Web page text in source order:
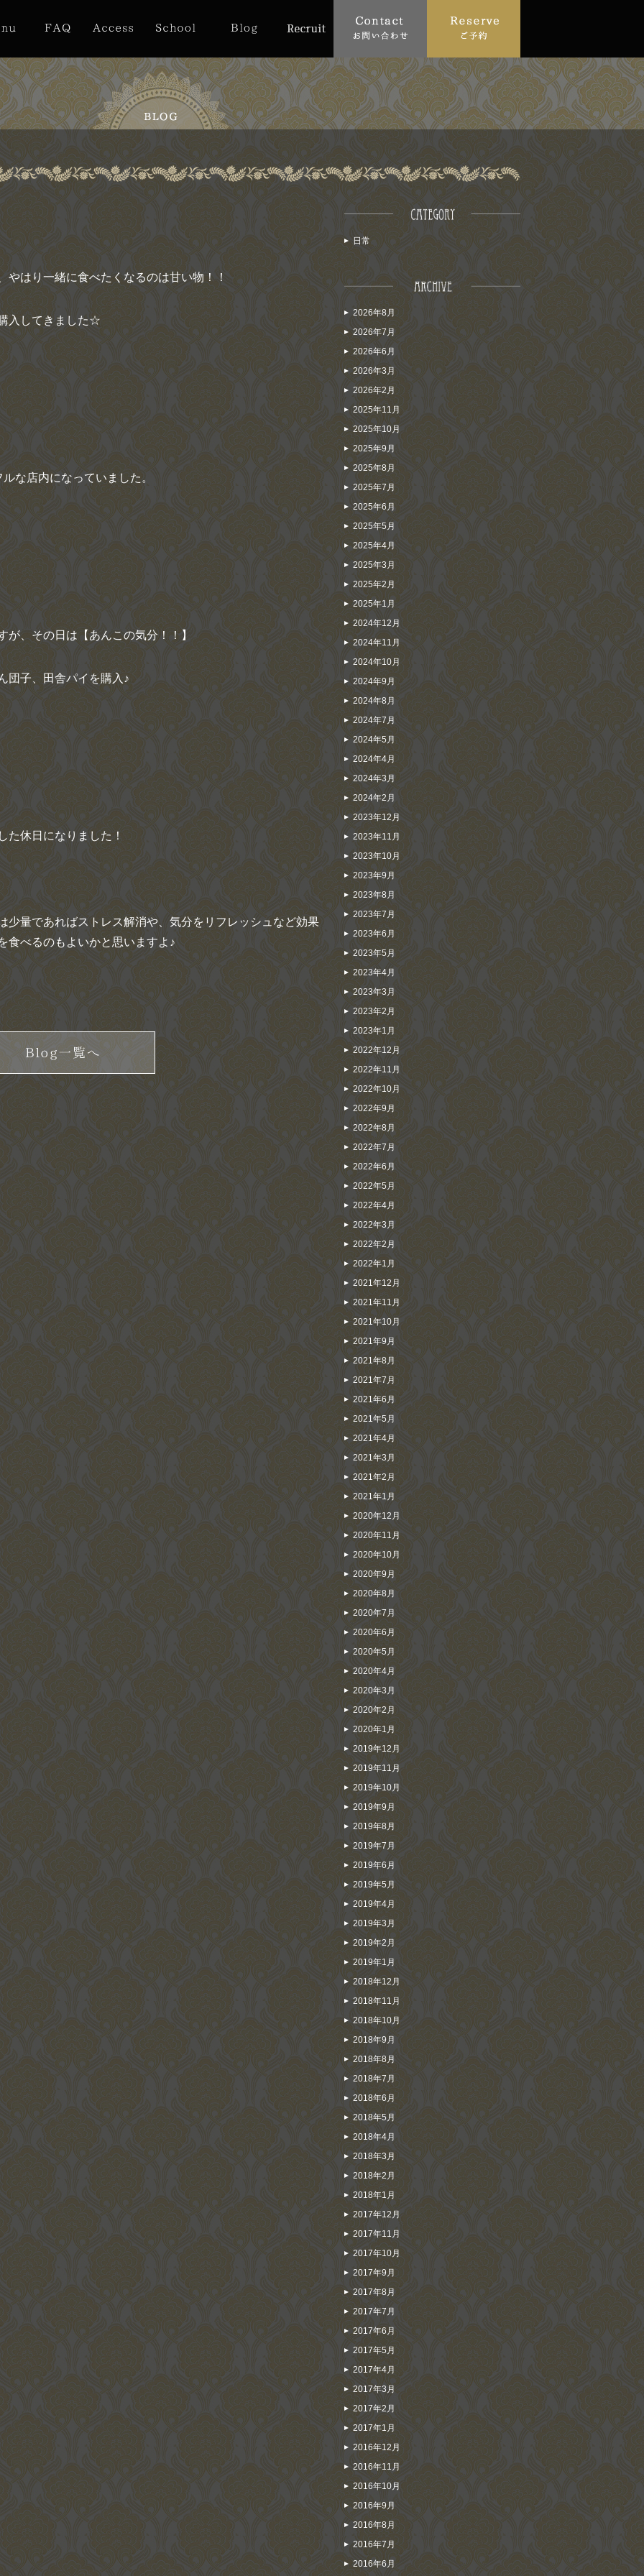
はり一緒に食べたくなるのは甘い物！！
入してきました☆
な店内になっていました。
、その日は【あんこの気分！！】
団子、田舎パイを購入♪
た休日になりました！
少量であればストレス解消や、気分をリフレッシュなど効果
食べるのもよいかと思いますよ♪
日常
2026年8月
2026年7月
2026年6月
2026年3月
2026年2月
2025年11月
2025年10月
2025年9月
2025年8月
2025年7月
2025年6月
2025年5月
2025年4月
2025年3月
2025年2月
2025年1月
2024年12月
2024年11月
2024年10月
2024年9月
2024年8月
2024年7月
2024年5月
2024年4月
2024年3月
2024年2月
2023年12月
2023年11月
2023年10月
2023年9月
2023年8月
2023年7月
2023年6月
2023年5月
2023年4月
2023年3月
2023年2月
2023年1月
2022年12月
2022年11月
2022年10月
2022年9月
2022年8月
2022年7月
2022年6月
2022年5月
2022年4月
2022年3月
2022年2月
2022年1月
2021年12月
2021年11月
2021年10月
2021年9月
2021年8月
2021年7月
2021年6月
2021年5月
2021年4月
2021年3月
2021年2月
2021年1月
2020年12月
2020年11月
2020年10月
2020年9月
2020年8月
2020年7月
2020年6月
2020年5月
2020年4月
2020年3月
2020年2月
2020年1月
2019年12月
2019年11月
2019年10月
2019年9月
2019年8月
2019年7月
2019年6月
2019年5月
2019年4月
2019年3月
2019年2月
2019年1月
2018年12月
2018年11月
2018年10月
2018年9月
2018年8月
2018年7月
2018年6月
2018年5月
2018年4月
2018年3月
2018年2月
2018年1月
2017年12月
2017年11月
2017年10月
2017年9月
2017年8月
2017年7月
2017年6月
2017年5月
2017年4月
2017年3月
2017年2月
2017年1月
2016年12月
2016年11月
2016年10月
2016年9月
2016年8月
2016年7月
2016年6月